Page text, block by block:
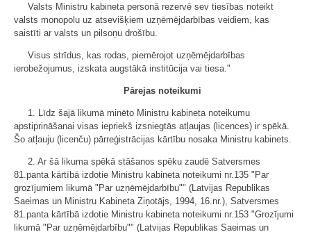
Valsts Ministru kabineta personā rezervē sev tiesības noteikt
valsts monopolu uz atsevišķiem uzņēmējdarbības veidiem, kas
saistīti ar valsts un pilsoņu drošību.
Visus strīdus, kas rodas, piemērojot uzņēmējdarbības
ierobežojumus, izskata augstākā institūcija vai tiesa."
Pārejas noteikumi
1. Līdz šajā likumā minēto Ministru kabineta noteikumu
apstiprināšanai visas iepriekš izsniegtās atļaujas (licences) ir spēkā.
Šo atļauju (licenču) pārreģistrācijas kārtību nosaka Ministru kabinets.
2. Ar šā likuma spēkā stāšanos spēku zaudē Satversmes
81.panta kārtībā izdotie Ministru kabineta noteikumi nr.135 "Par
grozījumiem likumā "Par uzņēmējdarbību"" (Latvijas Republikas
Saeimas un Ministru Kabineta Ziņotājs, 1994, 16.nr.), Satversmes
81.panta kārtībā izdotie Ministru kabineta noteikumi nr.153 "Grozījumi
likumā "Par uzņēmējdarbību"" (Latvijas Republikas Saeimas un